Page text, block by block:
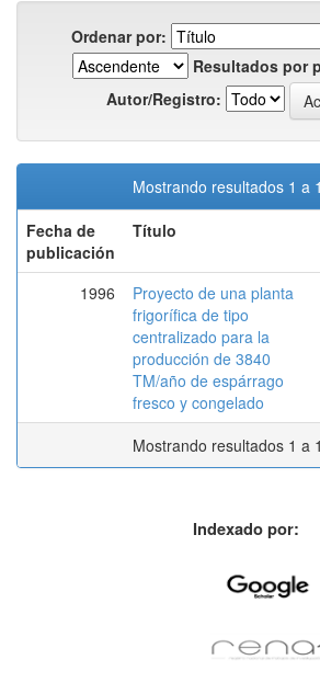
Ordenar por:
Resultados por
Autor/Registro:
Mostrando resultados 1 a
Fecha de
publicación
Título
1996
Proyecto de una planta
frigorífica de tipo
centralizado para la
producción de 3840
TM/año de espárrago
fresco y congelado
Mostrando resultados 1 a
Indexado por: